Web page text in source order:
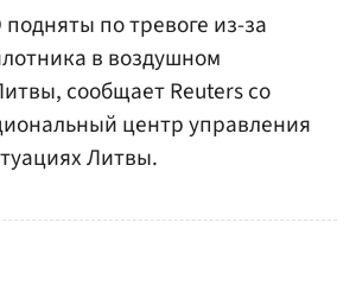
по тревоге из-за
в воздушном
сообщает Reuters со
центр управления
Литвы.